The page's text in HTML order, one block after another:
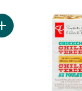
Ajouter Lot de 5